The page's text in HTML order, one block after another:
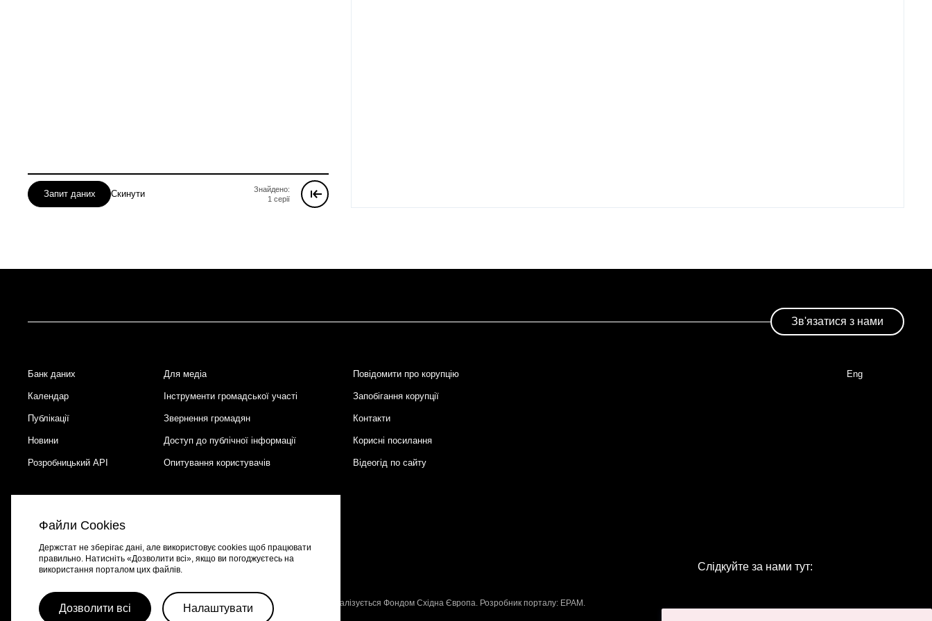
Запит даних Скинути
Знайдено:
1 серії
Зв'язатися з нами
Footer
Банк даних Для медіа Повідомити про корупцію
Календар Інструменти громадської участі Запобігання корупції
Публікації Звернення громадян Контакти
Новини Доступ до публічної інформації Корисні посилання
Розробницький API Опитування користувачів Відеогід по сайту
Eng
Портал створено за підтримки швейцарсько-української програми , що реалізується Фондом Східна Європа. Розробник порталу: EPAM .
Слідкуйте за нами тут:
Файли Cookies
Держстат не зберігає дані, але використовує cookies щоб працювати
правильно. Натисніть «Дозволити всі», якщо ви погоджуєтесь на
використання порталом цих файлів.
Дозволити всі Налаштувати